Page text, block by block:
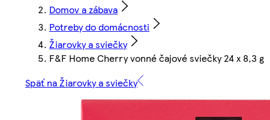
Domov a zábava
Potreby do domácnosti
Žiarovky a sviečky
F&F Home Cherry vonné čajové sviečky 24 x 8,3 g
Späť na Žiarovky a sviečky